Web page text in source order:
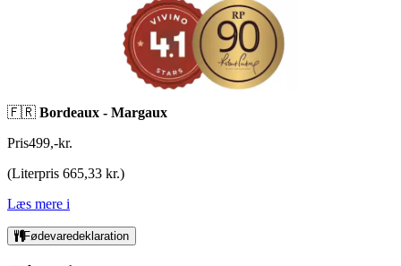
🇫🇷 Bordeaux - Margaux
Pris499,-kr.
(Literpris 665,33 kr.)
Læs mere i
Fødevaredeklaration